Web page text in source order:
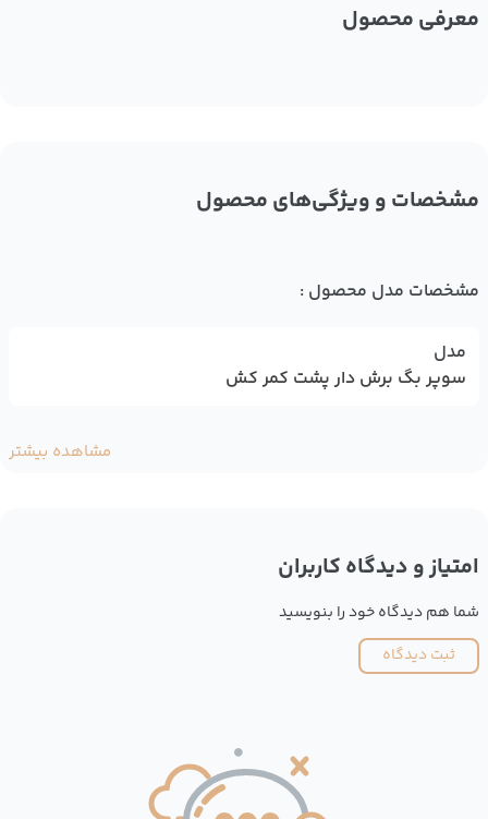
معرفی محصول
مشخصات و ویژگی‌های محصول
مشخصات مدل محصول :
مدل
سوپر بگ برش دار پشت کمر کش
مشاهده بیشتر
امتیاز و دیدگاه کاربران
شما هم دیدگاه خود را بنویسید
ثبت دیدگاه